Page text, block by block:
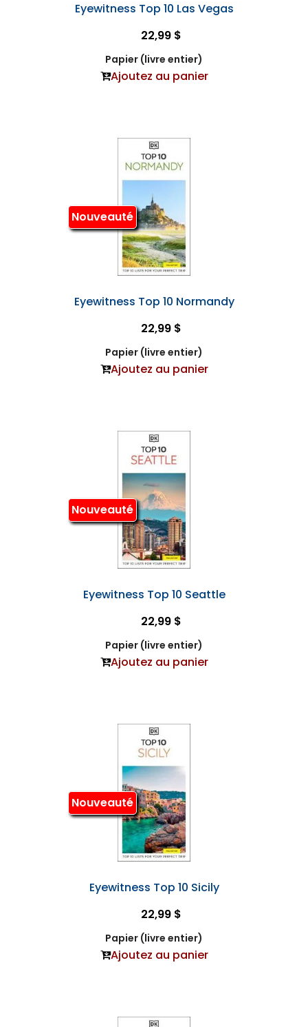
Eyewitness Top 10 Las Vegas
22,99 $
Papier (livre entier)
Ajoutez au panier
Nouveauté
Eyewitness Top 10 Normandy
22,99 $
Papier (livre entier)
Ajoutez au panier
Nouveauté
Eyewitness Top 10 Seattle
22,99 $
Papier (livre entier)
Ajoutez au panier
Nouveauté
Eyewitness Top 10 Sicily
22,99 $
Papier (livre entier)
Ajoutez au panier